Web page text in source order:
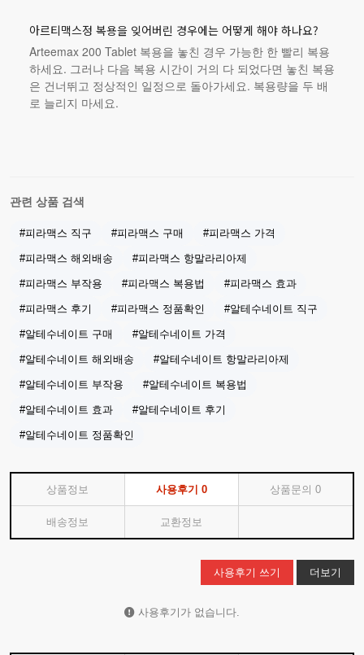
아르티맥스정 복용을 잊어버린 경우에는 어떻게 해야 하나요?
Arteemax 200 Tablet 복용을 놓친 경우 가능한 한 빨리 복용
하세요. 그러나 다음 복용 시간이 거의 다 되었다면 놓친 복용
은 건너뛰고 정상적인 일정으로 돌아가세요. 복용량을 두 배
로 늘리지 마세요.
관련 상품 검색
#피라맥스 직구 #피라맥스 구매 #피라맥스 가격
#피라맥스 해외배송 #피라맥스 항말라리아제
#피라맥스 부작용 #피라맥스 복용법 #피라맥스 효과
#피라맥스 후기 #피라맥스 정품확인 #알테수네이트 직구
#알테수네이트 구매 #알테수네이트 가격
#알테수네이트 해외배송 #알테수네이트 항말라리아제
#알테수네이트 부작용 #알테수네이트 복용법
#알테수네이트 효과 #알테수네이트 후기
#알테수네이트 정품확인
상품정보 사용후기 0 상품문의0
배송정보 교환정보
사용후기 쓰기 더보기
사용후기가 없습니다.